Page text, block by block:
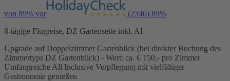
von 89% vor (2346) 89%
8-tägige Flugreise, DZ Gartenseite inkl. AI
Upgrade auf Doppelzimmer Gartenblick (bei direkter Buchung des
Zimmertyps DZ Gartenblick) - Wert: ca. € 150,- pro Zimmer
Umfangreiche All Inclusive Verpflegung mit vielfältiger
Gastronomie genießen